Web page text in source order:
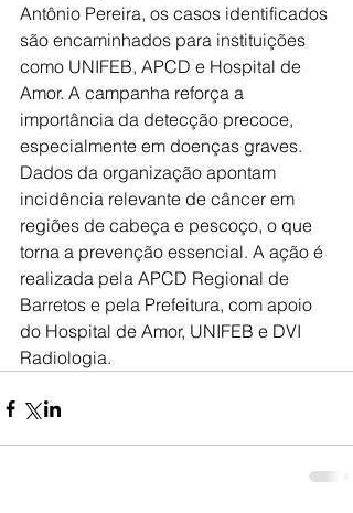
Antônio Pereira, os casos identificados
são encaminhados para instituições
como UNIFEB, APCD e Hospital de
Amor. A campanha reforça a
importância da detecção precoce,
especialmente em doenças graves.
Dados da organização apontam
incidência relevante de câncer em
regiões de cabeça e pescoço, o que
torna a prevenção essencial. A ação é
realizada pela APCD Regional de
Barretos e pela Prefeitura, com apoio
do Hospital de Amor, UNIFEB e DVI
Radiologia.